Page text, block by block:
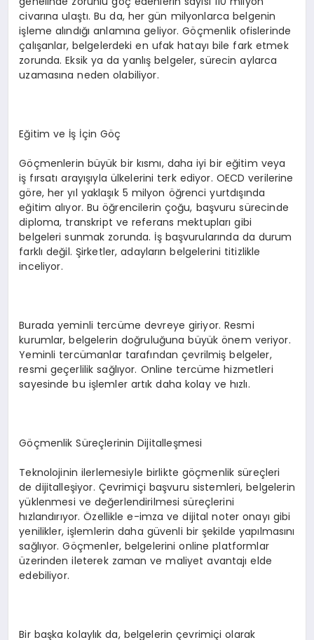
civarına ulaştı. Bu da, her gün milyonlarca belgenin
işleme alındığı anlamına geliyor. Göçmenlik ofislerinde
çalışanlar, belgelerdeki en ufak hatayı bile fark etmek
zorunda. Eksik ya da yanlış belgeler, sürecin aylarca
uzamasına neden olabiliyor.
Eğitim ve İş İçin Göç
Göçmenlerin büyük bir kısmı, daha iyi bir eğitim veya
iş fırsatı arayışıyla ülkelerini terk ediyor. OECD verilerine
göre, her yıl yaklaşık 5 milyon öğrenci yurtdışında
eğitim alıyor. Bu öğrencilerin çoğu, başvuru sürecinde
diploma, transkript ve referans mektupları gibi
belgeleri sunmak zorunda. İş başvurularında da durum
farklı değil. Şirketler, adayların belgelerini titizlikle
inceliyor.
Burada yeminli tercüme devreye giriyor. Resmi
kurumlar, belgelerin doğruluğuna büyük önem veriyor.
Yeminli tercümanlar tarafından çevrilmiş belgeler,
resmi geçerlilik sağlıyor. Online tercüme hizmetleri
sayesinde bu işlemler artık daha kolay ve hızlı.
Göçmenlik Süreçlerinin Dijitalleşmesi
Teknolojinin ilerlemesiyle birlikte göçmenlik süreçleri
de dijitalleşiyor. Çevrimiçi başvuru sistemleri, belgelerin
yüklenmesi ve değerlendirilmesi süreçlerini
hızlandırıyor. Özellikle e-imza ve dijital noter onayı gibi
yenilikler, işlemlerin daha güvenli bir şekilde yapılmasını
sağlıyor. Göçmenler, belgelerini online platformlar
üzerinden ileterek zaman ve maliyet avantajı elde
edebiliyor.
Bir başka kolaylık da, belgelerin çevrimiçi olarak